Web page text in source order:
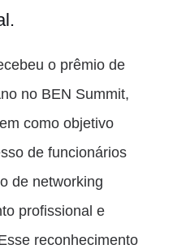
o prêmio de
no BEN Summit,
como objetivo
de funcionários
de networking
profissional e
reconhecimento